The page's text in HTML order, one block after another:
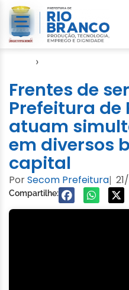
›
Frentes de
Prefeitura de
atuam
em diversos
capital
PorSecom Prefeitura|
Compartilhe: